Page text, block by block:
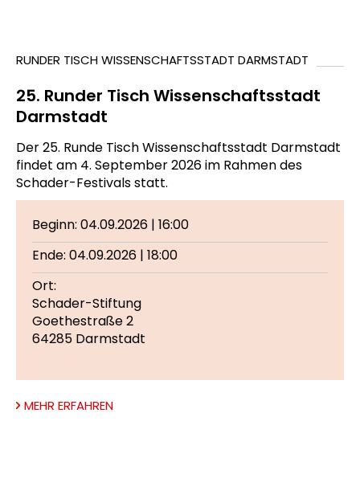
RUNDER TISCH WISSENSCHAFTSSTADT DARMSTADT
25. Runder Tisch Wissenschaftsstadt
Darmstadt
Der 25. Runde Tisch Wissenschaftsstadt Darmstadt
findet am 4. September 2026 im Rahmen des
Schader-Festivals statt.
Beginn: 04.09.2026 | 16:00
Ende: 04.09.2026 | 18:00
Ort:
Schader-Stiftung
Goethestraße 2
64285 Darmstadt
MEHR ERFAHREN